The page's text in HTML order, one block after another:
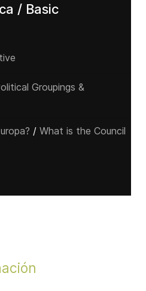
/ Basic
Groupings &
/ What is the Council